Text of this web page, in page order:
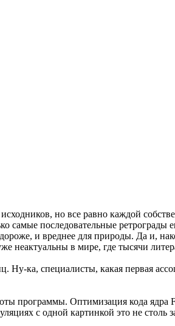
но все равно каждой
самые последовательные ретрограды
и вреднее для природы. Да и,
неактуальны в мире, где тысячи
Ну-ка, специалисты, какая первая
программы. Оптимизация кода ядра
с одной картинкой это не столь